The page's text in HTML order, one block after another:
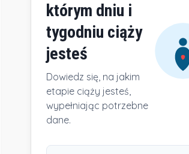
którym dniu i
tygodniu ciąży
jesteś
Dowiedz się, na jakim
etapie ciąży jesteś,
wypełniając potrzebne
dane.